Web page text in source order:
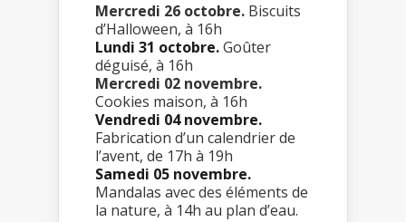
Mercredi 26 octobre. Biscuits
d’Halloween, à 16h
Lundi 31 octobre.Goûter
déguisé, à 16h
Mercredi 02 novembre.
Cookies maison, à 16h
Vendredi 04 novembre.
Fabrication d’un calendrier de
l’avent, de 17h à 19h
Samedi 05 novembre.
Mandalas avec des éléments de
la nature, à 14h au plan d’eau.